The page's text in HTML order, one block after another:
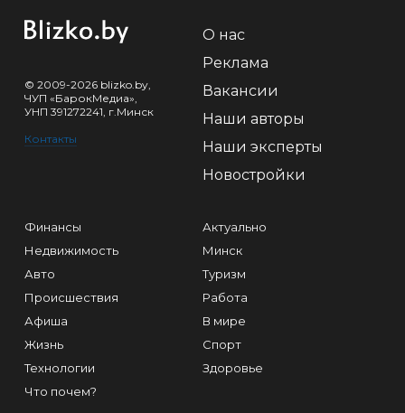
© 2009-2026 blizko.by,
ЧУП «БарокМедиа»,
УНП 391272241, г.Минск
Контакты
О нас
Реклама
Вакансии
Наши авторы
Наши эксперты
Новостройки
Финансы
Недвижимость
Авто
Происшествия
Афиша
Жизнь
Технологии
Что почем?
Актуально
Минск
Туризм
Работа
В мире
Спорт
Здоровье